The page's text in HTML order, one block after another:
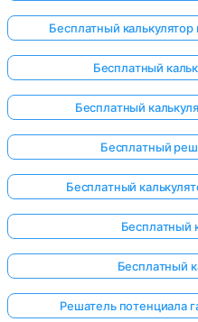
Бесплатный калькулятор
Бесплатный
Бесплатный
Бесплатный
Бесплатный
Бесплатный
Бесплатный
Решатель потенциала